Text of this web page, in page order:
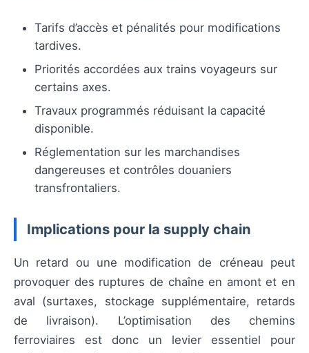
Tarifs d’accès et pénalités pour modifications
tardives.
Priorités accordées aux trains voyageurs sur
certains axes.
Travaux programmés réduisant la capacité
disponible.
Réglementation sur les marchandises
dangereuses et contrôles douaniers
transfrontaliers.
Implications pour la supply chain
Un retard ou une modification de créneau peut
provoquer des ruptures de chaîne en amont et en
aval (surtaxes, stockage supplémentaire, retards
de livraison). L’optimisation des chemins
ferroviaires est donc un levier essentiel pour